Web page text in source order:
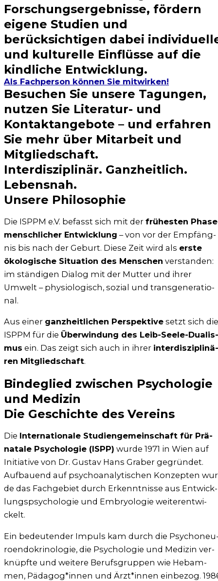
Forschungsergebnisse, fördern
eigene Studien und
berücksichtigen dabei
und kulturelle Einflüsse auf die
kindliche Entwicklung.
Als Fachperson können Sie mitwirken!
Besuchen Sie unsere Tagungen,
nutzen Sie Literatur- und
Kontaktangebote – und erfahren
Sie mehr über Mitarbeit und
Mitgliedschaft.
Interdisziplinär. Ganzheitlich.
Lebensnah.
Unsere Philosophie
Die ISPPM e.V. befasst sich mit der frü­hes­ten Pha­se
mensch­li­cher Ent­wick­lung – von vor der Emp­fäng­
nis bis nach der Geburt. Die­se Zeit wird als ers­te
öko­lo­gi­sche Situa­ti­on des Men­schen ver­stan­den:
im stän­di­gen Dia­log mit der Mut­ter und ihrer
Umwelt – phy­sio­lo­gisch, sozi­al und trans­ge­ne­ra­tio­
nal.
Aus einer ganz­heit­li­chen Per­spek­ti­ve setzt sich die
ISPPM für die Über­win­dung des Leib-See­le-Dua­lis­
mus ein. Das zeigt sich auch in ihrer inter­dis­zi­pli­nä­
ren Mit­glied­schaft.
Bindeglied zwischen Psychologie
und Medizin
Die Geschichte des Vereins
Die Inter­na­tio­na­le Stu­di­en­ge­mein­schaft für Prä­
na­ta­le Psy­cho­lo­gie (ISPP) wur­de 1971 in Wien auf
Initia­ti­ve von Dr. Gus­tav Hans Gra­ber gegrün­det.
Auf­bau­end auf psy­cho­ana­ly­ti­schen Kon­zep­ten
de das Fach­ge­biet durch Erkennt­nis­se aus Ent­wick­
lungs­psy­cho­lo­gie und Embryo­lo­gie wei­ter­ent­wi­
ckelt.
Ein bedeu­ten­der Impuls kam durch die
ro­en­do­kri­no­lo­gie, die Psy­cho­lo­gie und Medi­zin ver­
knüpf­te und wei­te­re Berufs­grup­pen wie Heb­am­
men, Pädagog*innen und Ärzt*innen ein­be­zog.